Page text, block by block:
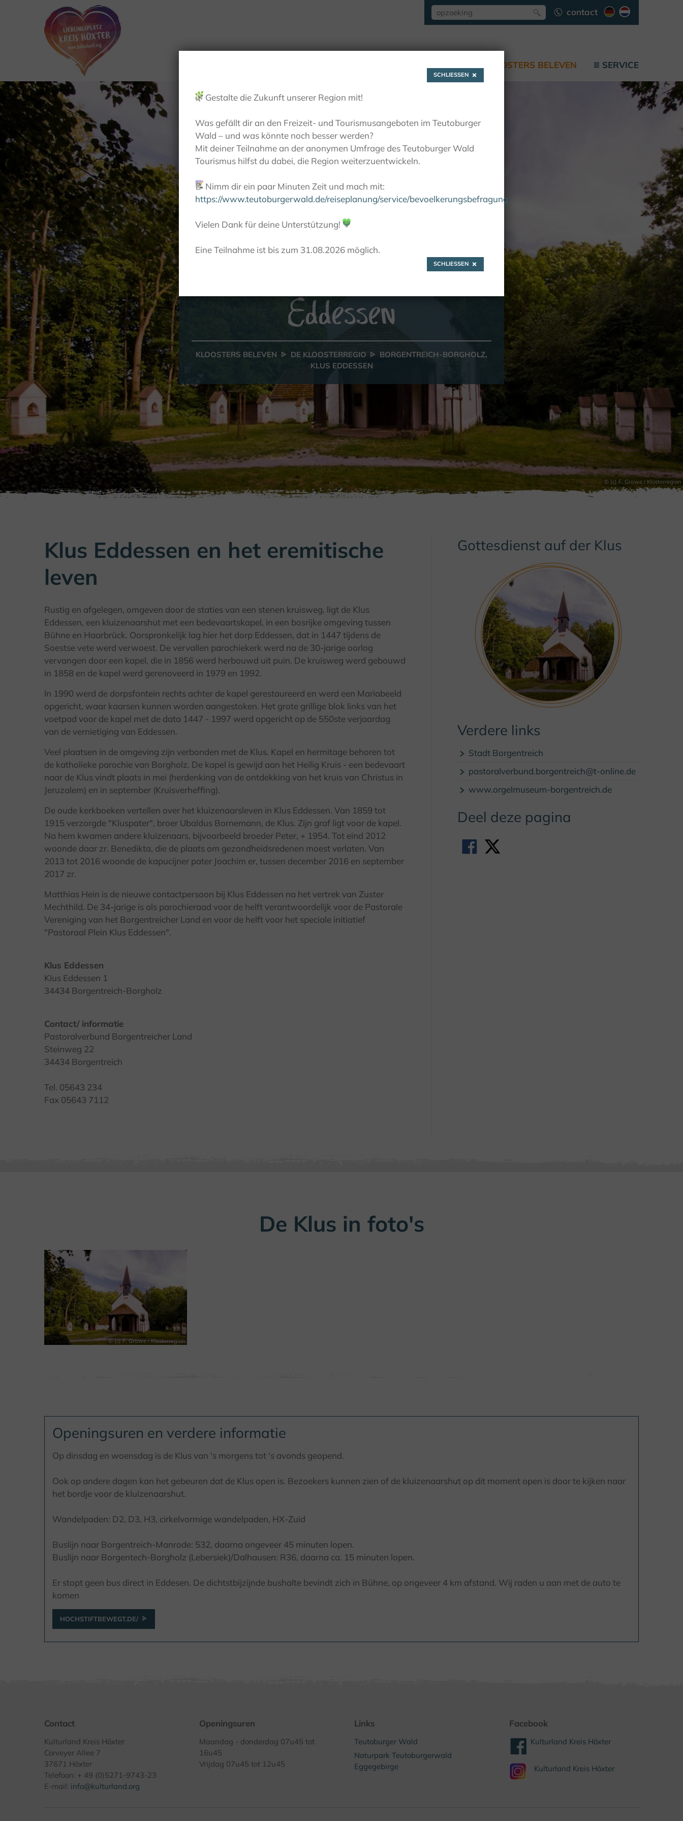
contact
KLOOSTERS BELEVEN SERVICE
Borgentreich-
Borgholz, Klus
Eddessen
KLOOSTERS BELEVEN DE KLOOSTERREGIO
BORGENTREICH-BORGHOLZ,
KLUS EDDESSEN
© (c) F. Grawe / Klosterregion
Klus Eddessen en het eremitische
leven
Rustig en afgelegen, omgeven door de staties van een stenen kruisweg, ligt de Klus
Eddessen, een kluizenaarshut met een bedevaartskapel, in een bosrijke omgeving tussen
Bühne en Haarbrück. Oorspronkelijk lag hier het dorp Eddessen, dat in 1447 tijdens de
Soestse vete werd verwoest. De vervallen parochiekerk werd na de 30-jarige oorlog
vervangen door een kapel, die in 1856 werd herbouwd uit puin. De kruisweg werd gebouwd
in 1858 en de kapel werd gerenoveerd in 1979 en 1992.
In 1990 werd de dorpsfontein rechts achter de kapel gerestaureerd en werd een Mariabeeld
opgericht, waar kaarsen kunnen worden aangestoken. Het grote grillige blok links van het
voetpad voor de kapel met de data 1447 - 1997 werd opgericht op de 550ste verjaardag
van de vernietiging van Eddessen.
Veel plaatsen in de omgeving zijn verbonden met de Klus. Kapel en hermitage behoren tot
de katholieke parochie van Borgholz. De kapel is gewijd aan het Heilig Kruis - een bedevaart
naar de Klus vindt plaats in mei (herdenking van de ontdekking van het kruis van Christus in
Jeruzalem) en in september (Kruisverheffing).
De oude kerkboeken vertellen over het kluizenaarsleven in Klus Eddessen. Van 1859 tot
1915 verzorgde "Kluspater", broer Ubaldus Bornemann, de Klus. Zijn graf ligt voor de kapel.
Na hem kwamen andere kluizenaars, bijvoorbeeld broeder Peter, + 1954. Tot eind 2012
woonde daar zr. Benedikta, die de plaats om gezondheidsredenen moest verlaten. Van
2013 tot 2016 woonde de kapucijner pater Joachim er, tussen december 2016 en september
2017 zr.
Matthias Hein is de nieuwe contactpersoon bij Klus Eddessen na het vertrek van Zuster
Mechthild. De 34-jarige is als parochieraad voor de helft verantwoordelijk voor de Pastorale
Vereniging van het Borgentreicher Land en voor de helft voor het speciale initiatief
"Pastoraal Plein Klus Eddessen".
Klus Eddessen
Klus Eddessen 1
34434 Borgentreich-Borgholz
Contact/ informatie
Pastoralverbund Borgentreicher Land
Steinweg 22
34434 Borgentreich
Tel. 05643 234
Fax 05643 7112
Gottesdienst auf der Klus
© (c) F. Grawe / Klosterregion
Verdere links
Stadt Borgentreich
pastoralverbund.borgentreich@t-online.de
www.orgelmuseum-borgentreich.de
Deel deze pagina
De Klus in foto's
© (c) F. Grawe / Klosterregion
Openingsuren en verdere informatie
Op dinsdag en woensdag is de Klus van 's morgens tot 's avonds geopend.
Ook op andere dagen kan het gebeuren dat de Klus open is. Bezoekers kunnen zien of de kluizenaarshut op dit moment open is door te kijken naar
het bordje voor de kluizenaarshut.
Wandelpaden: D2, D3, H3, cirkelvormige wandelpaden, HX-Zuid
Buslijn naar Borgentreich-Manrode: 532, daarna ongeveer 45 minuten lopen.
Buslijn naar Borgentech-Borgholz (Lebersiek)/Dalhausen: R36, daarna ca. 15 minuten lopen.
Er stopt geen bus direct in Eddesen. De dichtstbijzijnde bushalte bevindt zich in Bühne, op ongeveer 4 km afstand. Wij raden u aan met de auto te
komen
HOCHSTIFTBEWEGT.DE/
Contact
Kulturland Kreis Höxter
Corveyer Allee 7
37671 Höxter
Telefoon: + 49 (0)5271-9743-23
E-mail: info@kulturland.org
Openingsuren
Maandag - donderdag 07u45 tot
16u45
Vrijdag 07u45 tot 12u45
Links
Teutoburger Wald
Naturpark Teutoburgerwald
Eggegebirge
Facebook
Kulturland Kreis Höxter
Kulturland Kreis Höxter
SCHLIESSEN
🌿 Gestalte die Zukunft unserer Region mit!
Was gefällt dir an den Freizeit- und Tourismusangeboten im Teutoburger
Wald – und was könnte noch besser werden?
Mit deiner Teilnahme an der anonymen Umfrage des Teutoburger Wald
Tourismus hilfst du dabei, die Region weiterzuentwickeln.
📝 Nimm dir ein paar Minuten Zeit und mach mit:
https://www.teutoburgerwald.de/reiseplanung/service/bevoelkerungsbefragung
Vielen Dank für deine Unterstützung! 💚
Eine Teilnahme ist bis zum 31.08.2026 möglich.
SCHLIESSEN